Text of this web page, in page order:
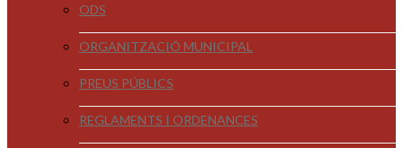
ODS
ORGANITZACIÓ MUNICIPAL
PREUS PÚBLICS
REGLAMENTS I ORDENANCES